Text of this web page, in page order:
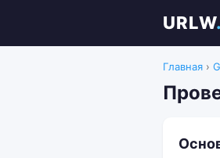
URLW
Главная › G